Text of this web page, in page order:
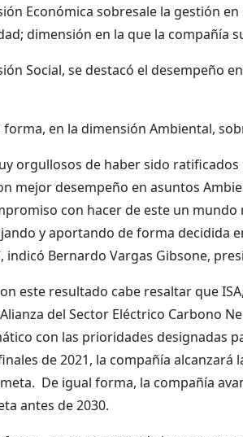
Económica sobresale la gestión
dimensión en la que la compañía
Social, se destacó el desempeño
forma, en la dimensión Ambiental,
orgullosos de haber sido
mejor desempeño en asuntos
con hacer de este un
y aportando de forma decidida
indicó Bernardo Vargas Gibsone,
este resultado cabe resaltar que
del Sector Eléctrico Carbono
con las prioridades designadas
de 2021, la compañía
De igual forma, la compañía
antes de 2030.